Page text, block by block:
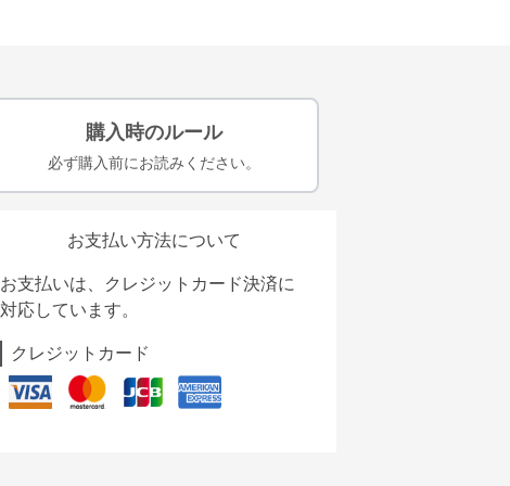
購入時のルール
必ず購入前にお読みください。
お支払い方法について
お支払いは、クレジットカード決済に
対応しています。
クレジットカード